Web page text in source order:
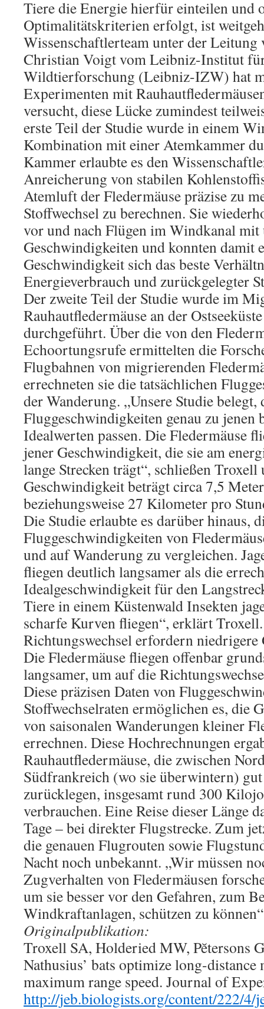
Tiere die Energie hierfür einteilen und
Optimalitätskriterien erfolgt, ist
Wissenschaftlerteam unter der Leitung
Christian Voigt vom Leibniz-Institut
Wildtierforschung (Leibniz-IZW) hat
Experimenten mit
versucht, diese Lücke zumindest
erste Teil der Studie wurde in einem
Kombination mit einer Atemkammer
Kammer erlaubte es den
Anreicherung von stabilen
Atemluft der Fledermäuse präzise zu
Stoffwechsel zu berechnen. Sie
vor und nach Flügen im Windkanal
Geschwindigkeiten und konnten damit
Geschwindigkeit sich das beste
Energieverbrauch und zurückgelegter
Der zweite Teil der Studie wurde im
Rauhautfledermäuse an der
durchgeführt. Über die von den
Echoortungsrufe ermittelten die
Flugbahnen von migrierenden
errechneten sie die tatsächlichen
der Wanderung. „Unsere Studie belegt,
Fluggeschwindigkeiten genau zu jenen
Idealwerten passen. Die Fledermäuse
jener Geschwindigkeit, die sie am
lange Strecken trägt“, schließen
Geschwindigkeit beträgt circa 7,5
beziehungsweise 27 Kilometer pro
Die Studie erlaubte es darüber hinaus,
Fluggeschwindigkeiten von
und auf Wanderung zu vergleichen.
fliegen deutlich langsamer als die
Idealgeschwindigkeit für den
Tiere in einem Küstenwald Insekten
scharfe Kurven fliegen“, erklärt
Richtungswechsel erfordern
Die Fledermäuse fliegen offenbar
langsamer, um auf die
Diese präzisen Daten von
Stoffwechselraten ermöglichen es, die
von saisonalen Wanderungen kleiner
errechnen. Diese Hochrechnungen
Rauhautfledermäuse, die zwischen
Südfrankreich (wo sie überwintern)
zurücklegen, insgesamt rund 300
verbrauchen. Eine Reise dieser Länge
Tage – bei direkter Flugstrecke. Zum
die genauen Flugrouten sowie
Nacht noch unbekannt. „Wir müssen
Zugverhalten von Fledermäusen
um sie besser vor den Gefahren, zum
Windkraftanlagen, schützen zu
Originalpublikation:
Troxell SA, Holderied MW, Pĕtersons
Nathusius’ bats optimize long-
maximum range speed. Journal of
http://jeb.biologists.org/content/222/4/